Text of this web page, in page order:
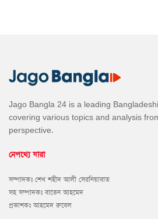
Jago Bangla 24 is a leading
covering various topics and analysis
perspective.
নেপথ্যে যারা
সম্পাদকঃ শেখ শহীদ আলী সেরনিয়াবাত
সহ সম্পাদকঃ বাতেন আহমেদ
প্রকাশকঃ আহমেদ রুবেল